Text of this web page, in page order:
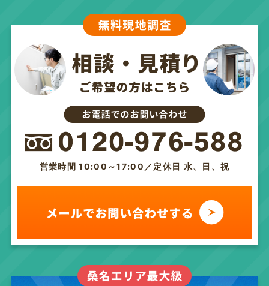
営業時間 10:00～17:00／定休日 水、日、祝